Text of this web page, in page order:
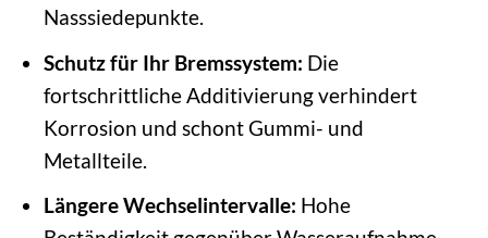
Nasssiedepunkte.
Schutz für Ihr Bremssystem: Die
fortschrittliche Additivierung verhindert
Korrosion und schont Gummi- und
Metallteile.
Längere Wechselintervalle: Hohe